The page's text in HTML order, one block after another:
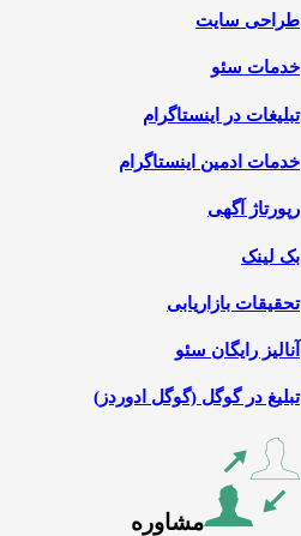
طراحی سایت
خدمات سئو
تبلیغات در اینستاگرام
خدمات ادمین اینستاگرام
رپورتاژ آگهی
بک لینک
تحقیقات بازاریابی
آنالیز رایگان سئو
تبلیغ در گوگل (گوگل ادوردز)
مشاوره